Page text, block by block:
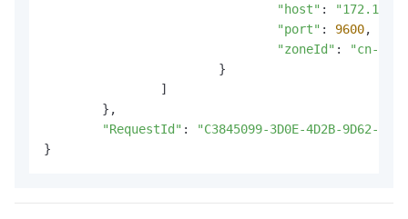
"host" :
"port" : 9600,
"zoneId" :
"cn-
	}
,
"RequestId" :
"C3845099-3D0E-4D2B-9D62-
}